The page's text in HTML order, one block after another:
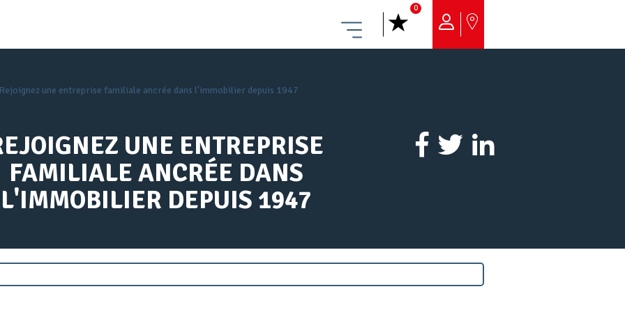
0
Rejoignez une entreprise familiale ancrée dans l'immobilier depuis 1947
UNE ENTREPRISE
FAMILIALE ANCRÉE DANS
L'IMMOBILIER DEPUIS 1947